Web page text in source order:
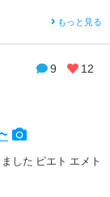
もっと見る
9 12
した ピエト エメト